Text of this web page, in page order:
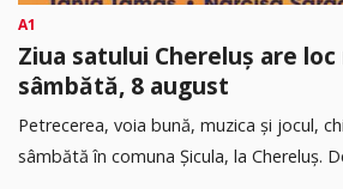
A1
Ziua satului Chereluș are loc
sâmbătă, 8 august
Petrecerea, voia bună, muzica și jocul,
sâmbătă în comuna Șicula, la Chereluș.